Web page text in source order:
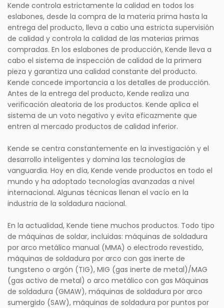
Kende controla estrictamente la calidad en todos los
eslabones, desde la compra de la materia prima hasta la
entrega del producto, lleva a cabo una estricta supervisión
de calidad y controla la calidad de las materias primas
compradas. En los eslabones de producción, Kende lleva a
cabo el sistema de inspección de calidad de la primera
pieza y garantiza una calidad constante del producto.
Kende concede importancia a los detalles de producción.
Antes de la entrega del producto, Kende realiza una
verificación aleatoria de los productos. Kende aplica el
sistema de un voto negativo y evita eficazmente que
entren al mercado productos de calidad inferior.
Kende se centra constantemente en la investigación y el
desarrollo inteligentes y domina las tecnologías de
vanguardia. Hoy en día, Kende vende productos en todo el
mundo y ha adoptado tecnologías avanzadas a nivel
internacional. Algunas técnicas llenan el vacío en la
industria de la soldadura nacional.
En la actualidad, Kende tiene muchos productos. Todo tipo
de máquinas de soldar, incluidas: máquinas de soldadura
por arco metálico manual (MMA) o electrodo revestido,
máquinas de soldadura por arco con gas inerte de
tungsteno o argón (TIG), MIG (gas inerte de metal)/MAG
(gas activo de metal) o arco metálico con gas Máquinas
de soldadura (GMAW), máquinas de soldadura por arco
sumergido (SAW), máquinas de soldadura por puntos por